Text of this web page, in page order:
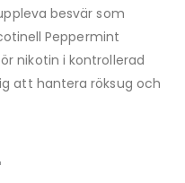
besvär som
Peppermint
nikotin i kontrollerad
att hantera röksug och